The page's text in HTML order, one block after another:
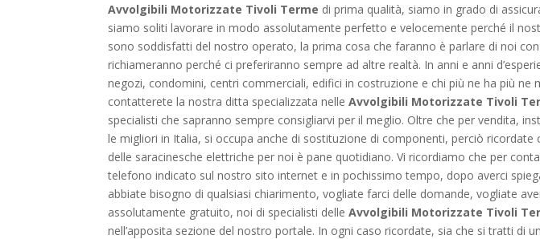
Avvolgibili Motorizzate Tivoli Terme di prima qualità, siamo in grado di
siamo soliti lavorare in modo assolutamente perfetto e velocemente perché il
sono soddisfatti del nostro operato, la prima cosa che faranno è parlare di noi
richiameranno perché ci preferiranno sempre ad altre realtà. In anni e anni
negozi, condomini, centri commerciali, edifici in costruzione e chi più ne ha più
contatterete la nostra ditta specializzata nelleAvvolgibili Motorizzate Tivoli
specialisti che sapranno sempre consigliarvi per il meglio. Oltre che per vendita,
le migliori in Italia, si occupa anche di sostituzione di componenti, perciò
delle saracinesche elettriche per noi è pane quotidiano. Vi ricordiamo che per
telefono indicato sul nostro sito internet e in pochissimo tempo, dopo averci
abbiate bisogno di qualsiasi chiarimento, vogliate farci delle domande, vogliate
assolutamente gratuito, noi di specialisti delleAvvolgibili Motorizzate Tivoli
nell’apposita sezione del nostro portale. In ogni caso ricordate, sia che si tratti